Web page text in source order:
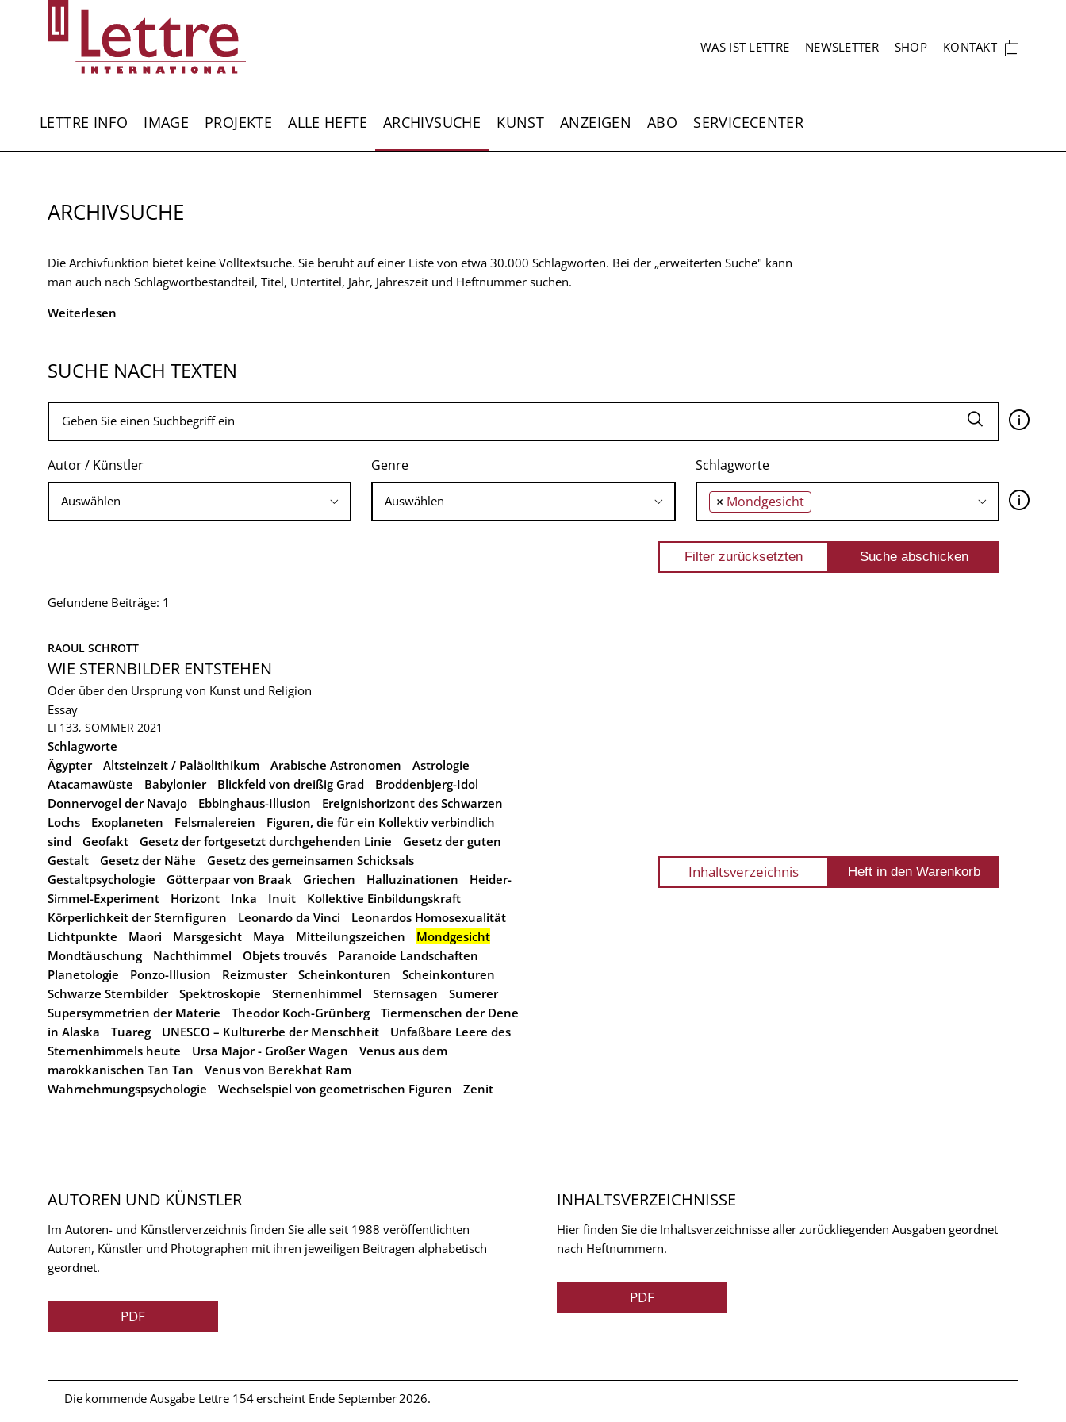
SEKUNDÄRNAVIGATION
WAS IST LETTRE NEWSLETTER SHOP KONTAKT 🛍
LETTRE INFO IMAGE PROJEKTE ALLE HEFTE ARCHIVSUCHE KUNST ANZEIGEN ABO SERVICECENTER
ARCHIVSUCHE
Die Archivfunktion bietet keine Volltextsuche. Sie beruht auf einer Liste von etwa 30.000 Schlagworten. Bei der „erweiterten Suche" kann
man auch nach Schlagwortbestandteil, Titel, Untertitel, Jahr, Jahreszeit und Heftnummer suchen.
Weiterlesen
SUCHE NACH TEXTEN
🛈
Autor / Künstler Genre Schlagworte
× Mondgesicht 🛈
Gefundene Beiträge: 1
RAOUL SCHROTT
WIE STERNBILDER ENTSTEHEN
Oder über den Ursprung von Kunst und Religion
Essay
LI 133, SOMMER 2021
Schlagworte
Ägypter
Altsteinzeit / Paläolithikum Arabische Astronomen
Astrologie
Atacamawüste
Babylonier Blickfeld von dreißig Grad
Broddenbjerg-Idol
Donnervogel der Navajo
Ebbinghaus-Illusion
Ereignishorizont des Schwarzen
Lochs
Exoplaneten Felsmalereien
Figuren, die für ein Kollektiv verbindlich
sind
Geofakt Gesetz der fortgesetzt durchgehenden Linie
Gesetz der guten
Gestalt
Gesetz der Nähe
Gesetz des gemeinsamen Schicksals
Gestaltpsychologie
Götterpaar von Braak Griechen Halluzinationen
Heider-
Simmel-Experiment
Horizont Inka Inuit
Kollektive Einbildungskraft
Körperlichkeit der Sternfiguren
Leonardo da Vinci
Leonardos Homosexualität
Lichtpunkte
Maori Marsgesicht Maya Mitteilungszeichen
Mondgesicht
Mondtäuschung
Nachthimmel Objets trouvés
Paranoide Landschaften
Planetologie
Ponzo-Illusion Reizmuster Scheinkonturen
Scheinkonturen
Schwarze Sternbilder
Spektroskopie Sternenhimmel Sternsagen
Sumerer
Supersymmetrien der Materie
Theodor Koch-Grünberg
Tiermenschen der Dene
in Alaska
Tuareg UNESCO – Kulturerbe der Menschheit
Unfaßbare Leere des
Sternenhimmels heute
Ursa Major - Großer Wagen
Venus aus dem
marokkanischen Tan Tan
Venus von Berekhat Ram
Wahrnehmungspsychologie
Wechselspiel von geometrischen Figuren Zenit
Inhaltsverzeichnis
AUTOREN UND KÜNSTLER
Im Autoren- und Künstlerverzeichnis finden Sie alle seit 1988 veröffentlichten
Autoren, Künstler und Photographen mit ihren jeweiligen Beitragen alphabetisch
geordnet.
PDF
INHALTSVERZEICHNISSE
Hier finden Sie die Inhaltsverzeichnisse aller zurückliegenden Ausgaben geordnet
nach Heftnummern.
PDF
Die kommende Ausgabe Lettre 154 erscheint Ende September 2026.